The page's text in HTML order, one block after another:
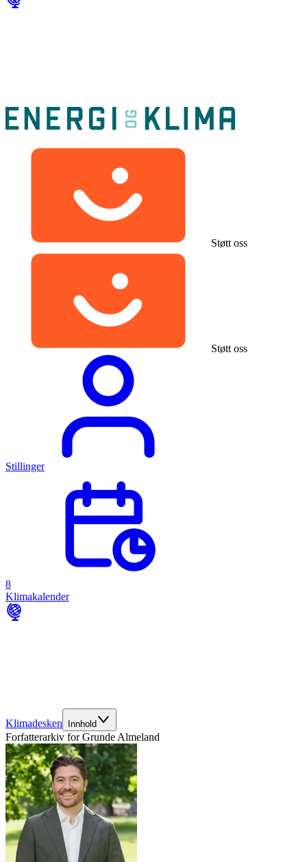
Støtt oss
Støtt oss
Stillinger
8
Klimakalender
Klimadesken Innhold
Forfatterarkiv forGrunde Almeland